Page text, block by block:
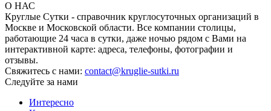
О НАС
Круглые Сутки - справочник круглосуточных организаций в
Москве и Московской области. Все компании столицы,
работающие 24 часа в сутки, даже ночью рядом с Вами на
интерактивной карте: адреса, телефоны, фотографии и
отзывы.
Свяжитесь с нами: contact@kruglie-sutki.ru
Следуйте за нами
Интересно